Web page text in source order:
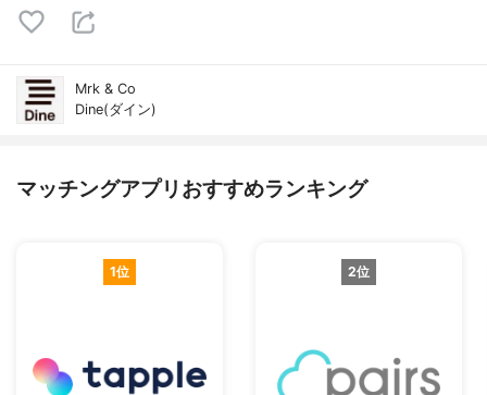
Mrk & Co
Dine(ダイン)
マッチングアプリおすすめランキング
1位 2位